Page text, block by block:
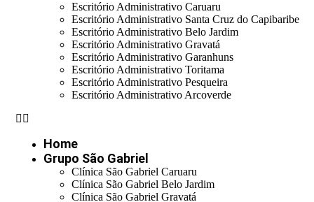
Escritório Administrativo Caruaru
Escritório Administrativo Santa Cruz do Capibaribe
Escritório Administrativo Belo Jardim
Escritório Administrativo Gravatá
Escritório Administrativo Garanhuns
Escritório Administrativo Toritama
Escritório Administrativo Pesqueira
Escritório Administrativo Arcoverde
Home
Grupo São Gabriel
Clínica São Gabriel Caruaru
Clínica São Gabriel Belo Jardim
Clínica São Gabriel Gravatá